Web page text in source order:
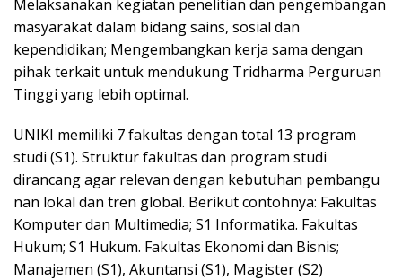
Melaksanakan kegiatan penelitian dan pengembangan
masyarakat dalam bidang sains, sosial dan
kependidikan; Mengembangkan kerja sama dengan
pihak terkait untuk mendukung Tridharma Perguruan
Tinggi yang lebih optimal.
UNIKI memiliki 7 fakultas dengan total 13 program
studi (S1). Struktur fakultas dan program studi
dirancang agar relevan dengan kebutuhan pembangu
nan lokal dan tren global. Berikut contohnya: Fakultas
Komputer dan Multimedia; S1 Informatika. Fakultas
Hukum; S1 Hukum. Fakultas Ekonomi dan Bisnis;
Manajemen (S1), Akuntansi (S1), Magister (S2)